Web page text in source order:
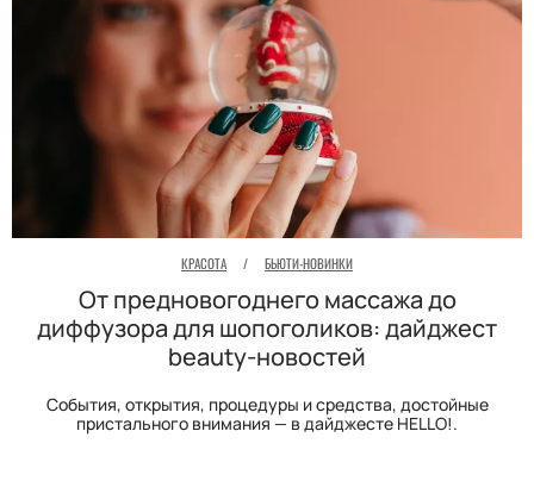
КРАСОТА / БЬЮТИ-НОВИНКИ
От предновогоднего массажа до
диффузора для шопоголиков: дайджест
beauty-новостей
События, открытия, процедуры и средства, достойные
пристального внимания — в дайджесте HELLO!.